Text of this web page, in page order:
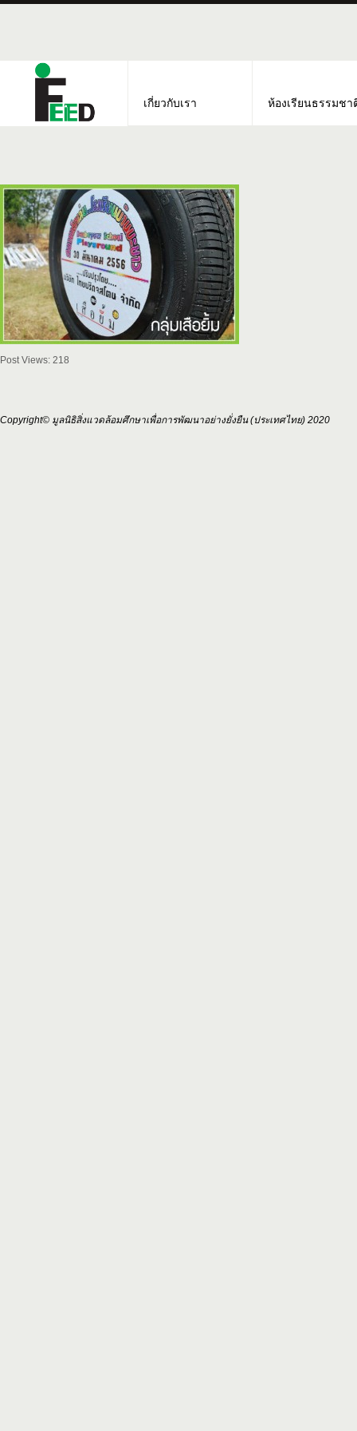
เกี่ยวกับเรา ห้องเรียนธรรมชา
Post Views: 218
Copyright© มูลนิธิสิ่งแวดล้อมศึกษาเพื่อการพัฒนาอย่างยั่งยืน (ประเทศไทย) 2020